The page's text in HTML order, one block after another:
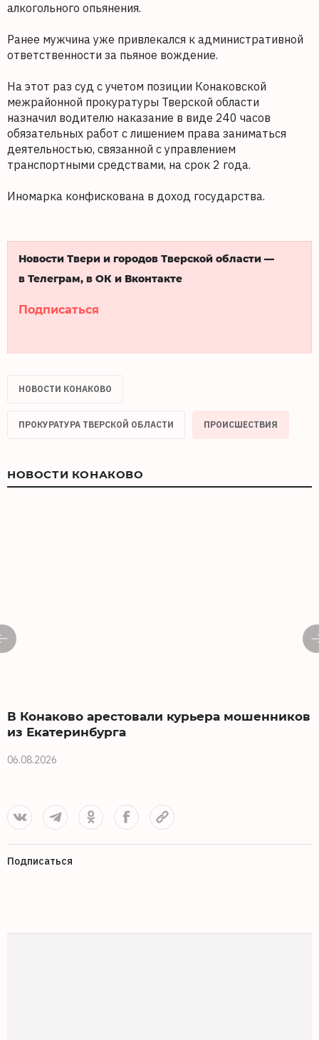
алкогольного опьянения.
Ранее мужчина уже привлекался к административной
ответственности за пьяное вождение.
На этот раз суд с учетом позиции Конаковской
межрайонной прокуратуры Тверской области
назначил водителю наказание в виде 240 часов
обязательных работ с лишением права заниматься
деятельностью, связанной с управлением
транспортными средствами, на срок 2 года.
Иномарка конфискована в доход государства.
Новости Твери и городов Тверской области —
в Телеграм, в ОК и Вконтакте
Подписаться
НОВОСТИ КОНАКОВО
ПРОКУРАТУРА ТВЕРСКОЙ ОБЛАСТИ ПРОИСШЕСТВИЯ
НОВОСТИ КОНАКОВО
В Конаково арестовали курьера мошенников
из Екатеринбурга
06.08.2026
Подписаться